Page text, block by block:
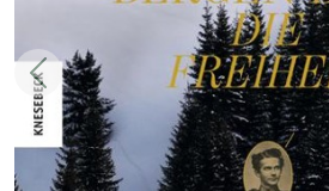
Zurück